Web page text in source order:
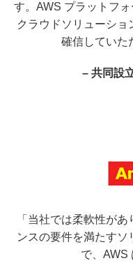
す。AWS プラットフ
クラウドソリューショ
確信していた
– 共同設
「当社では柔軟性が
ンスの要件を満たす
で、AWS